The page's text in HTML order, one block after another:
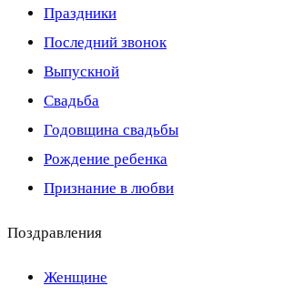
Праздники
Последний звонок
Выпускной
Свадьба
Годовщина свадьбы
Рождение ребенка
Признание в любви
Поздравления
Женщине